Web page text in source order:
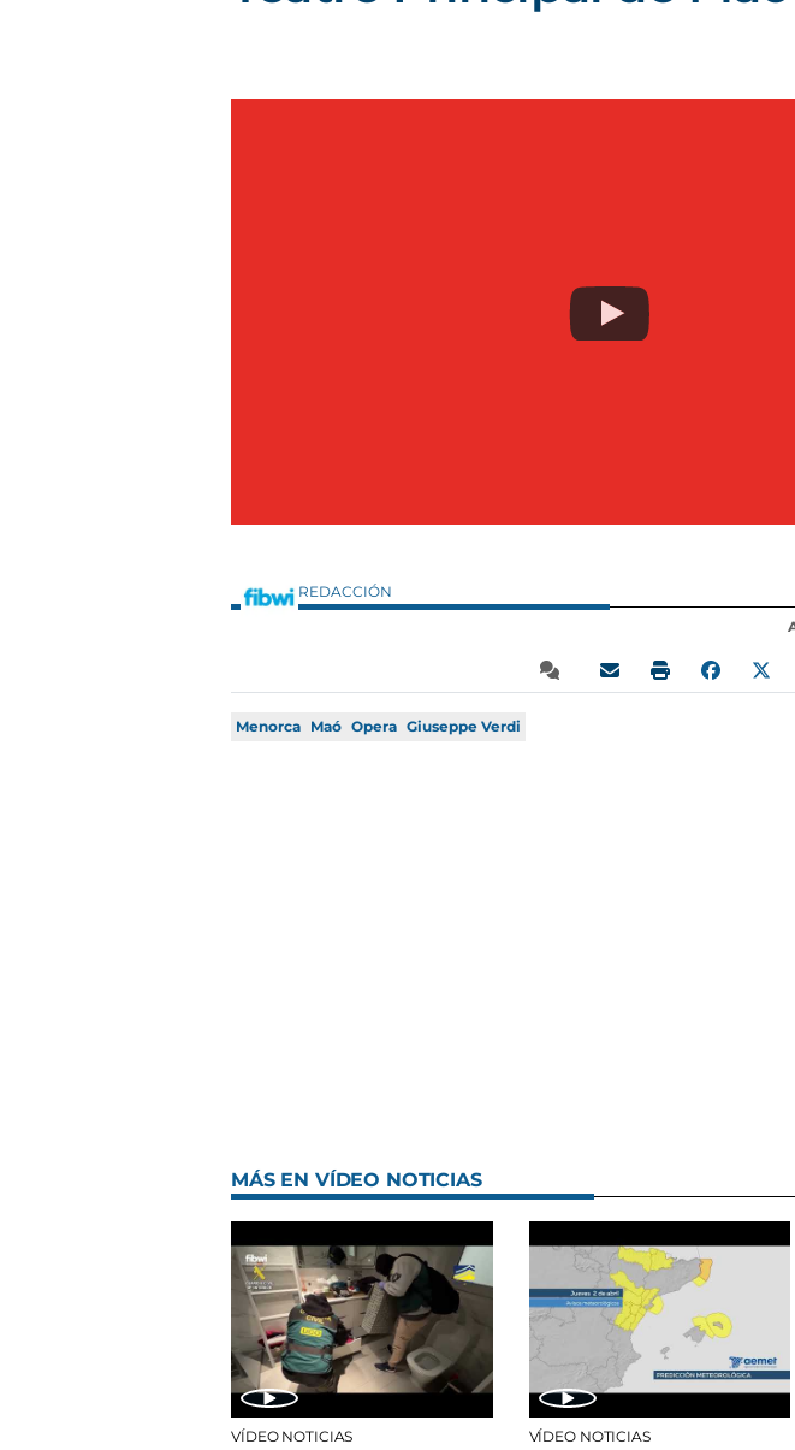
REDACCIÓN
Menorca Maó Opera Giuseppe Verdi
MÁS EN VÍDEO NOTICIAS
VÍDEO NOTICIAS VÍDEO NOTICIAS